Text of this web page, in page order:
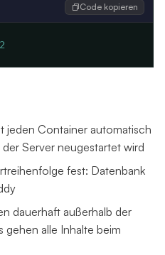
Code kopieren
jeden Container automatisch
Server neugestartet wird
fest: Datenbank
dauerhaft außerhalb der
gehen alle Inhalte beim